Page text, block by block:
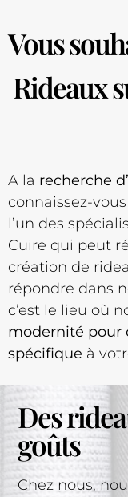
Vous
Rideaux
A la recherche
connaissez-
l’un des
Cuire qui peut
création de
répondre dans
c’est le lieu où
modernité pour
spécifique à
Des
goûts
Chez nous,